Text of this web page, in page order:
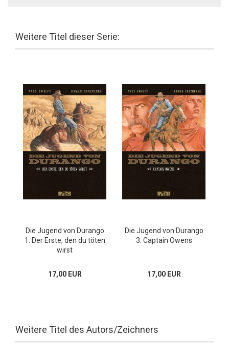
Weitere Titel dieser Serie:
Die Jugend von Durango
1: Der Erste, den du töten
wirst
17,00 EUR
Die Jugend von Durango
3: Captain Owens
17,00 EUR
Weitere Titel des Autors/Zeichners